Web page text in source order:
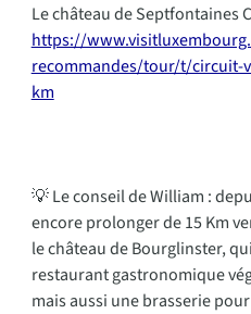
Le château de Septfontaines
https://
recommandes/tour/t/circuit-
km
💡 Le conseil de William :
encore prolonger de 15 Km
le château de Bourglinster,
restaurant gastronomique
mais aussi une brasserie